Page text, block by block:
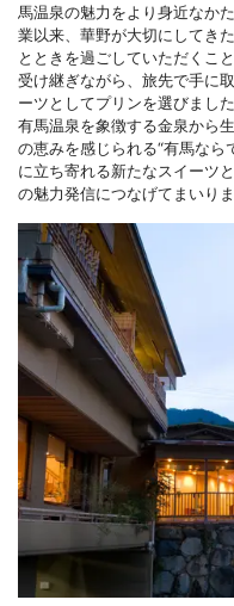
馬温泉の魅力をより身近なか
業以来、華野が大切にしてき
とときを過ごしていただくこ
受け継ぎながら、旅先で手に
ーツとしてプリンを選びました
有馬温泉を象徴する金泉から
の恵みを感じられる“有馬なら
に立ち寄れる新たなスイーツ
の魅力発信につなげてまいりま